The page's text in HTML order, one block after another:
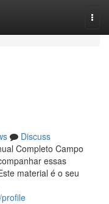
Discuss
Completo Campo
essas
material é o seu